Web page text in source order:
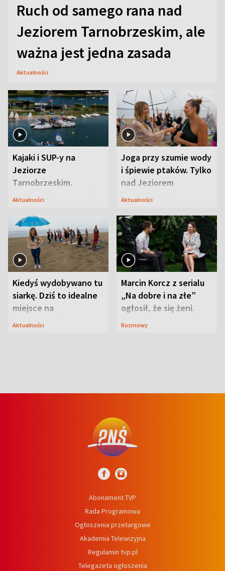
Ruch od samego rana nad
Jeziorem Tarnobrzeskim, ale
ważna jest jedna zasada
Aktualności
Kajaki i SUP-y na
Jeziorze
Tarnobrzeskim.
Przyrodnicy zwracają
Aktualności
Joga przy szumie wody
i śpiewie ptaków. Tylko
nad Jeziorem
Tarnobrzeskim
Aktualności
Kiedyś wydobywano tu
siarkę. Dziś to idealne
miejsce na
wypoczynek
Aktualności
Marcin Korcz z serialu
„Na dobre i na złe”
ogłosił, że się żeni.
Zdradził, co zmienił
Rozmowy
Abonament TVP
Rada Programowa
Ogłoszenia przetargowe
Akademia Telewizyjna
Regulamin tvp.pl
Telegazeta ogłoszenia